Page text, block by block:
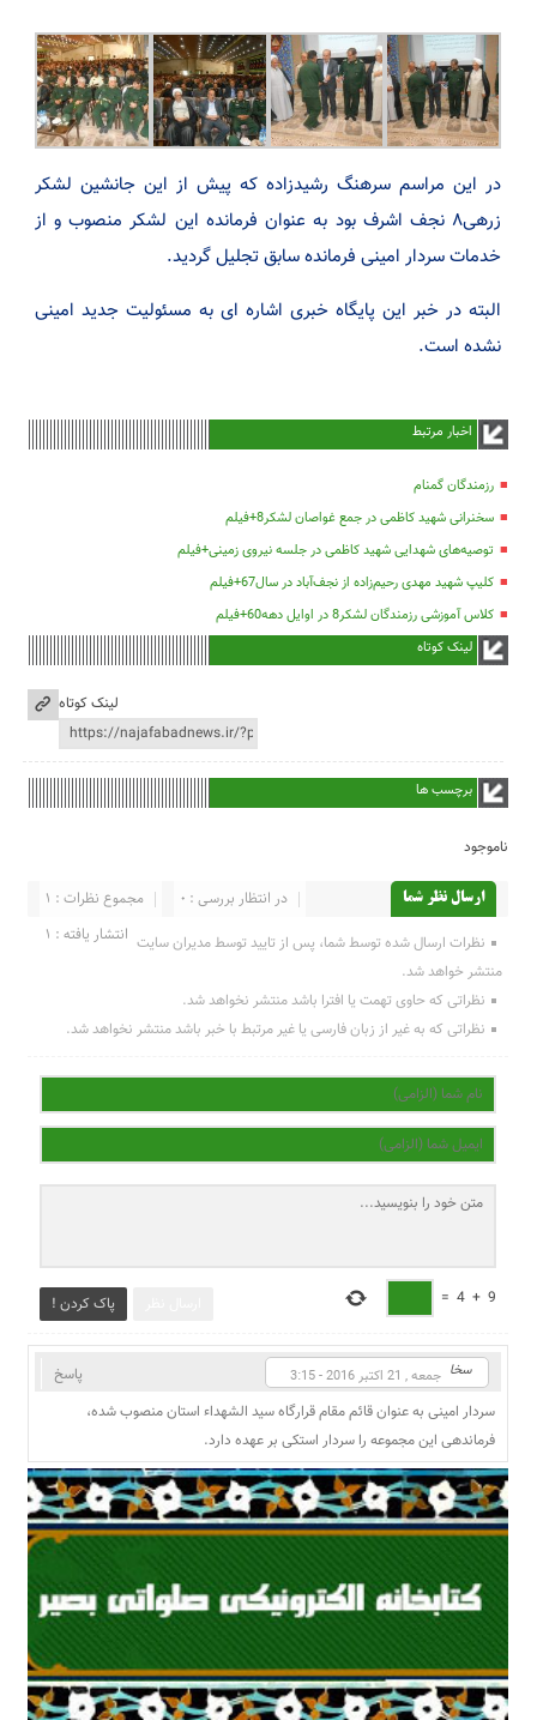
در این مراسم سرهنگ رشیدزاده که پیش از این جانشین لشکر
زرهی۸ نجف اشرف بود به عنوان فرمانده این لشکر منصوب و از
خدمات سردار امینی فرمانده سابق تجلیل گردید.
البته در خبر این پایگاه خبری اشاره ای به مسئولیت جدید امینی
نشده است.
اخبار مرتبط
رزمندگان گمنام
سخنرانی شهید کاظمی در جمع غواصان لشکر8+فیلم
توصیه‌های شهدایی شهید کاظمی در جلسه نیروی زمینی+فیلم
کلیپ شهید مهدی رحیم‌زاده از نجف‌آباد در سال67+فیلم
کلاس آموزشی رزمندگان لشکر8 در اوایل دهه60+فیلم
لینک کوتاه
لینک کوتاه
برچسب ها
ناموجود
ارسال نظر شما مجموع نظرات : 1
در انتظار بررسی : 0
انتشار یافته : 1 نظرات ارسال شده توسط شما، پس از تایید توسط مدیران سایت
منتشر خواهد شد.
نظراتی که حاوی تهمت یا افترا باشد منتشر نخواهد شد.
نظراتی که به غیر از زبان فارسی یا غیر مرتبط با خبر باشد منتشر نخواهد شد.
پاک کردن ! 9
+
4
=
سخا جمعه , 21 اکتبر 2016 - 3:15
پاسخ
سردار امینی به عنوان قائم مقام قرارگاه سید الشهداء استان منصوب شده،
فرماندهی این مجموعه را سردار استکی بر عهده دارد.